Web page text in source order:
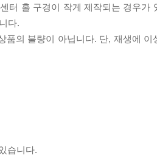
터 홀 구경이 작게 제작되는 경우가
다.
의 불량이 아닙니다. 단, 재생에 이
습니다.